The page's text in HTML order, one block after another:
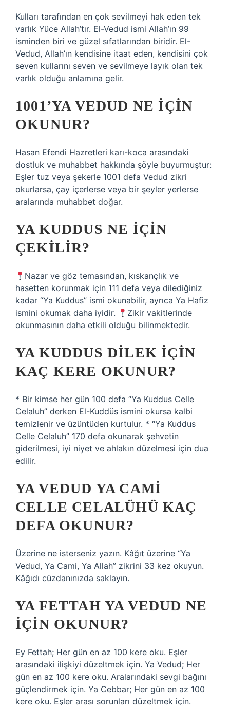
Kulları tarafından en çok sevilmeyi hak eden tek
varlık Yüce Allah’tır. El-Vedud ismi Allah’ın 99
isminden biri ve güzel sıfatlarından biridir. El-
Vedud, Allah’ın kendisine itaat eden, kendisini çok
seven kullarını seven ve sevilmeye layık olan tek
varlık olduğu anlamına gelir.
1001’YA VEDUD NE IÇIN
OKUNUR?
Hasan Efendi Hazretleri karı-koca arasındaki
dostluk ve muhabbet hakkında şöyle buyurmuştur:
Eşler tuz veya şekerle 1001 defa Vedud zikri
okurlarsa, çay içerlerse veya bir şeyler yerlerse
aralarında muhabbet doğar.
YA KUDDUS NE IÇIN
ÇEKILIR?
Nazar ve göz temasından, kıskançlık ve
hasetten korunmak için 111 defa veya dilediğiniz
kadar “Ya Kuddus” ismi okunabilir, ayrıca Ya Hafiz
ismini okumak daha iyidir.
Zikir vakitlerinde
okunmasının daha etkili olduğu bilinmektedir.
YA KUDDUS DILEK İÇIN
KAÇ KERE OKUNUR?
* Bir kimse her gün 100 defa “Ya Kuddus Celle
Celaluh” derken El-Kuddüs ismini okursa kalbi
temizlenir ve üzüntüden kurtulur. * “Ya Kuddus
Celle Celaluh” 170 defa okunarak şehvetin
giderilmesi, iyi niyet ve ahlakın düzelmesi için dua
edilir.
YA VEDUD YA CAMI
CELLE CELALÜHÜ KAÇ
DEFA OKUNUR?
Üzerine ne isterseniz yazın. Kâğıt üzerine “Ya
Vedud, Ya Cami, Ya Allah” zikrini 33 kez okuyun.
Kâğıdı cüzdanınızda saklayın.
YA FETTAH YA VEDUD NE
IÇIN OKUNUR?
Ey Fettah; Her gün en az 100 kere oku. Eşler
arasındaki ilişkiyi düzeltmek için. Ya Vedud; Her
gün en az 100 kere oku. Aralarındaki sevgi bağını
güçlendirmek için. Ya Cebbar; Her gün en az 100
kere oku. Eşler arası sorunları düzeltmek için.